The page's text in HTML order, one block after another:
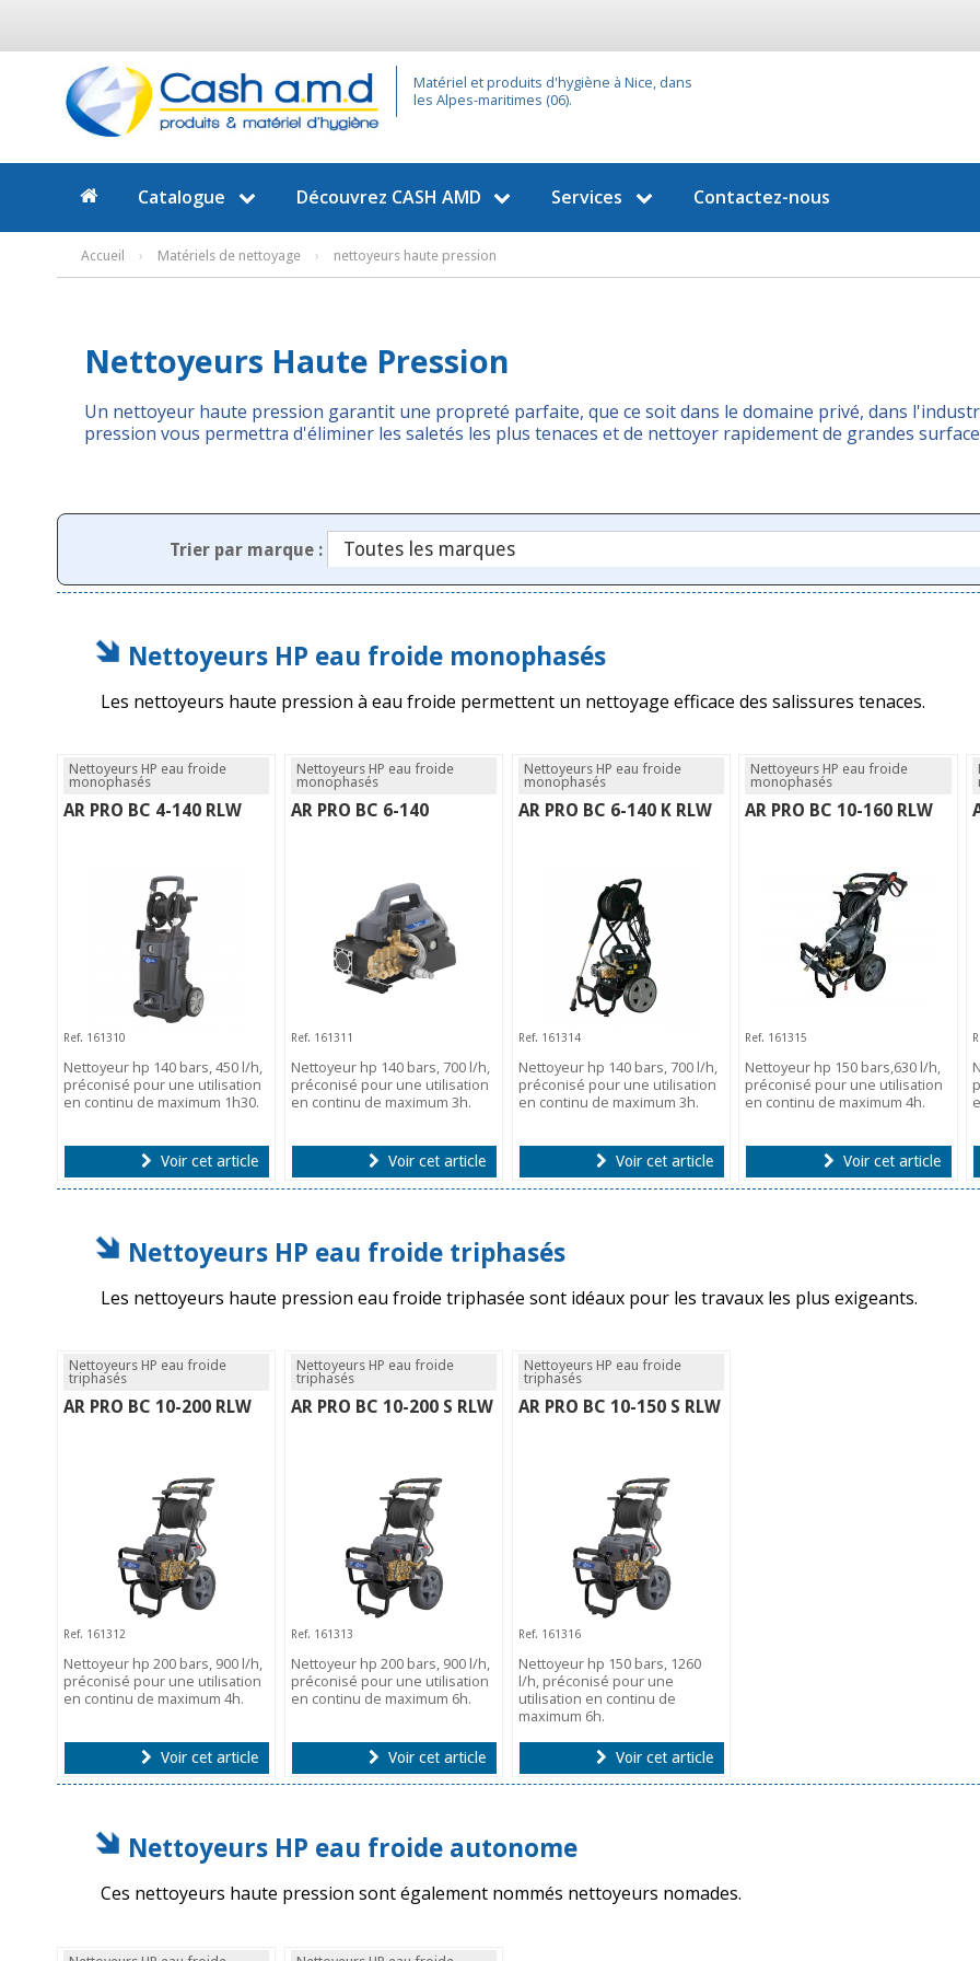
Matériel et produits d'hygiène à Nice, dans
les Alpes-maritimes (06).
Catalogue Découvrez CASH AMD Services Contactez-nous
Accueil › Matériels de nettoyage › nettoyeurs haute pression
Nettoyeurs Haute Pression
Un nettoyeur haute pression garantit une propreté parfaite, que ce soit dans le domaine privé, dans
pression vous permettra d'éliminer les saletés les plus tenaces et de nettoyer rapidement de grandes
Trier par marque :
Nettoyeurs HP eau froide monophasés
Les nettoyeurs haute pression à eau froide permettent un nettoyage efficace des salissures tenaces.
Nettoyeurs HP eau froide
monophasés
AR PRO BC 4-140 RLW
Ref. 161310
Nettoyeur hp 140 bars, 450 l/h,
préconisé pour une utilisation
en continu de maximum 1h30.
Voir cet article
Nettoyeurs HP eau froide
monophasés
AR PRO BC 6-140
Ref. 161311
Nettoyeur hp 140 bars, 700 l/h,
préconisé pour une utilisation
en continu de maximum 3h.
Voir cet article
Nettoyeurs HP eau froide
monophasés
AR PRO BC 6-140 K RLW
Ref. 161314
Nettoyeur hp 140 bars, 700 l/h,
préconisé pour une utilisation
en continu de maximum 3h.
Voir cet article
Nettoyeurs HP eau froide
monophasés
AR PRO BC 10-160 RLW
Ref. 161315
Nettoyeur hp 150 bars,630 l/h,
préconisé pour une utilisation
en continu de maximum 4h.
Voir cet article
Nettoyeurs HP eau froide triphasés
Les nettoyeurs haute pression eau froide triphasée sont idéaux pour les travaux les plus exigeants.
Nettoyeurs HP eau froide
triphasés
AR PRO BC 10-200 RLW
Ref. 161312
Nettoyeur hp 200 bars, 900 l/h,
préconisé pour une utilisation
en continu de maximum 4h.
Voir cet article
Nettoyeurs HP eau froide
triphasés
AR PRO BC 10-200 S RLW
Ref. 161313
Nettoyeur hp 200 bars, 900 l/h,
préconisé pour une utilisation
en continu de maximum 6h.
Voir cet article
Nettoyeurs HP eau froide
triphasés
AR PRO BC 10-150 S RLW
Ref. 161316
Nettoyeur hp 150 bars, 1260
l/h, préconisé pour une
utilisation en continu de
maximum 6h.
Voir cet article
Nettoyeurs HP eau froide autonome
Ces nettoyeurs haute pression sont également nommés nettoyeurs nomades.